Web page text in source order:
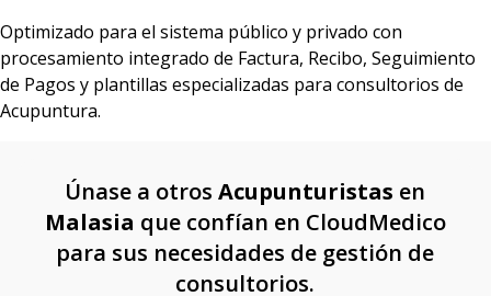
Optimizado para el sistema público y privado con
procesamiento integrado de Factura, Recibo, Seguimiento
de Pagos y plantillas especializadas para consultorios de
Acupuntura.
Únase a otrosAcupunturistas en
Malasia que confían en CloudMedico
para sus necesidades de gestión de
consultorios.